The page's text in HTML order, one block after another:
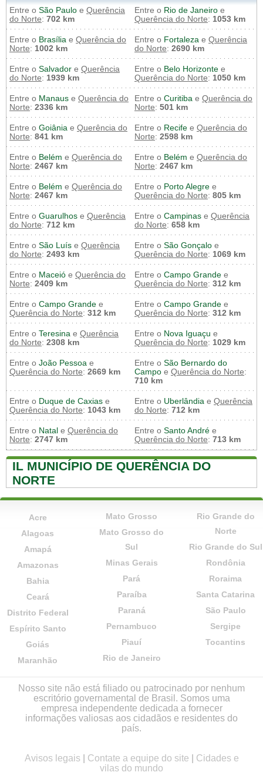
Entre o São Paulo e Querência
do Norte: 702 km
Entre o Rio de Janeiro e
Querência do Norte: 1053 km
Entre o Brasília e Querência do
Norte: 1002 km
Entre o Fortaleza e Querência
do Norte: 2690 km
Entre o Salvador e Querência
do Norte: 1939 km
Entre o Belo Horizonte e
Querência do Norte: 1050 km
Entre o Manaus e Querência do
Norte: 2336 km
Entre o Curitiba e Querência do
Norte: 501 km
Entre o Goiânia e Querência do
Norte: 841 km
Entre o Recife e Querência do
Norte: 2598 km
Entre o Belém e Querência do
Norte: 2467 km
Entre o Belém e Querência do
Norte: 2467 km
Entre o Belém e Querência do
Norte: 2467 km
Entre o Porto Alegre e
Querência do Norte: 805 km
Entre o Guarulhos e Querência
do Norte: 712 km
Entre o Campinas e Querência
do Norte: 658 km
Entre o São Luís e Querência
do Norte: 2493 km
Entre o São Gonçalo e
Querência do Norte: 1069 km
Entre o Maceió e Querência do
Norte: 2409 km
Entre o Campo Grande e
Querência do Norte: 312 km
Entre o Campo Grande e
Querência do Norte: 312 km
Entre o Campo Grande e
Querência do Norte: 312 km
Entre o Teresina e Querência
do Norte: 2308 km
Entre o Nova Iguaçu e
Querência do Norte: 1029 km
Entre o João Pessoa e
Querência do Norte: 2669 km
Entre o São Bernardo do
Campo e Querência do Norte:
710 km
Entre o Duque de Caxias e
Querência do Norte: 1043 km
Entre o Uberlândia e Querência
do Norte: 712 km
Entre o Natal e Querência do
Norte: 2747 km
Entre o Santo André e
Querência do Norte: 713 km
IL MUNICÍPIO DE QUERÊNCIA DO
NORTE
Acre
Alagoas
Amapá
Amazonas
Bahia
Ceará
Distrito Federal
Espírito Santo
Goiás
Maranhão
Mato Grosso
Mato Grosso do
Sul
Minas Gerais
Pará
Paraíba
Paraná
Pernambuco
Piauí
Rio de Janeiro
Rio Grande do
Norte
Rio Grande do Sul
Rondônia
Roraima
Santa Catarina
São Paulo
Sergipe
Tocantins
Nosso site não está filiado ou patrocinado por nenhum
escritório governamental de Brasil. Somos uma
empresa independente dedicada a fornecer
informações valiosas aos cidadãos e residentes do
país.
Avisos legais Contate a equipe do site
Cidades e
vilas do mundo